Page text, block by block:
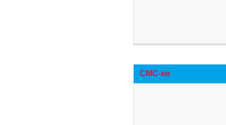
СМС-ки